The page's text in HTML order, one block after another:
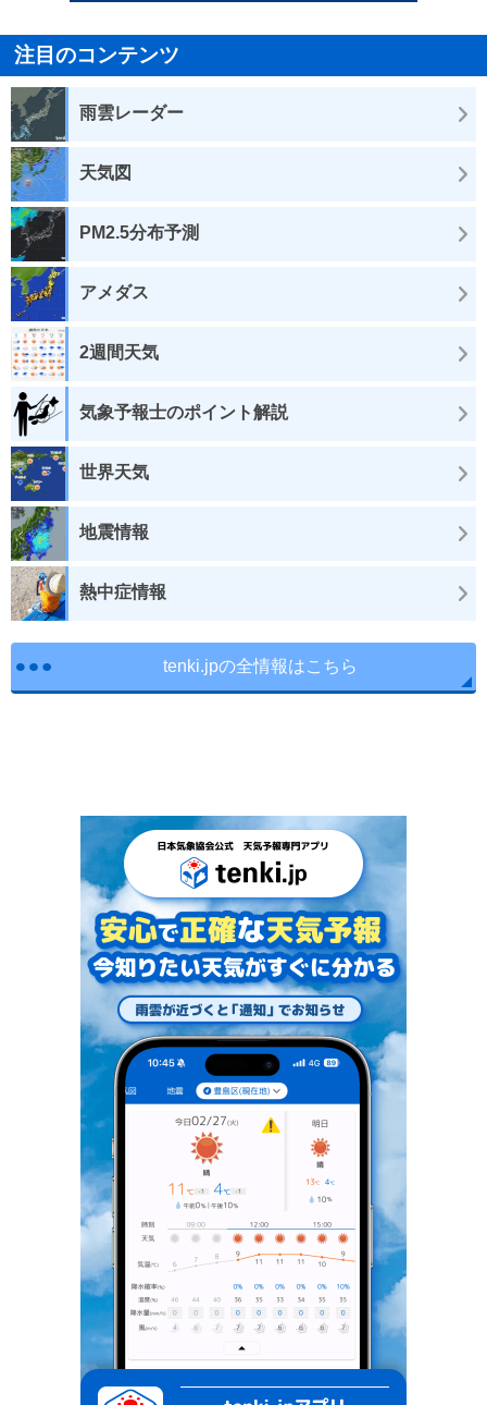
注目のコンテンツ
雨雲レーダー
天気図
PM2.5分布予測
アメダス
2週間天気
気象予報士のポイント解説
世界天気
地震情報
熱中症情報
tenki.jpの全情報はこちら